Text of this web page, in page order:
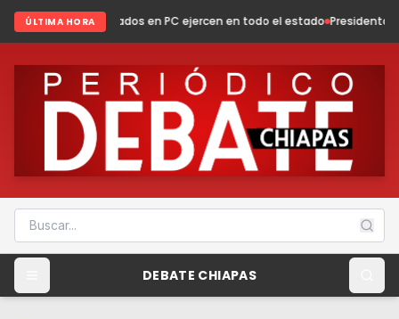
ÚLTIMA HORA
en PC ejercen en todo el estado Presidenta Fabiola Ricci
DEBATE CHIAPAS